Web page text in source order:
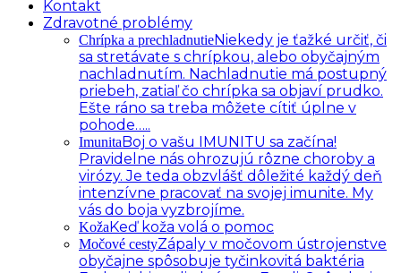
Kontakt
Zdravotné problémy
Chrípka a prechladnutieNiekedy je ťažké určiť, či
sa stretávate s chrípkou, alebo obyčajným
nachladnutím. Nachladnutie má postupný
priebeh, zatiaľ čo chrípka sa objaví prudko.
Ešte ráno sa treba môžete cítiť úplne v
pohode…..
ImunitaBoj o vašu IMUNITU sa začína!
Pravidelne nás ohrozujú rôzne choroby a
virózy. Je teda obzvlášť dôležité každý deň
intenzívne pracovať na svojej imunite. My
vás do boja vyzbrojíme.
KožaKeď koža volá o pomoc
Močové cestyZápaly v močovom ústrojenstve
obyčajne spôsobuje tyčinkovitá baktéria